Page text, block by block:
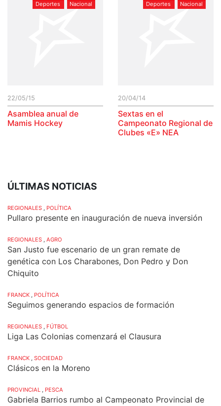
Deportes Nacional
22/05/15
Asamblea anual de
Mamis Hockey
Deportes Nacional
20/04/14
Sextas en el
Campeonato Regional de
Clubes «E» NEA
ÚLTIMAS NOTICIAS
REGIONALES , POLÍTICA
Pullaro presente en inauguración de nueva inversión
REGIONALES , AGRO
San Justo fue escenario de un gran remate de
genética con Los Charabones, Don Pedro y Don
Chiquito
FRANCK , POLÍTICA
Seguimos generando espacios de formación
REGIONALES , FÚTBOL
Liga Las Colonias comenzará el Clausura
FRANCK , SOCIEDAD
Clásicos en la Moreno
PROVINCIAL , PESCA
Gabriela Barrios rumbo al Campeonato Provincial de